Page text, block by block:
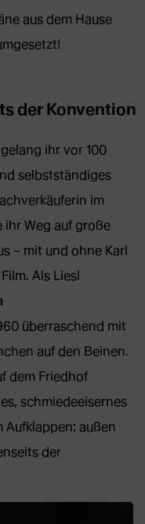
aus dem Hause
der Konvention
ihr vor 100
selbstständiges
im
ihr Weg auf große
– mit und ohne Karl
Als Liesl
überraschend mit
auf den Beinen.
dem Friedhof
schmiedeeisernes
Aufklappen: außen
der